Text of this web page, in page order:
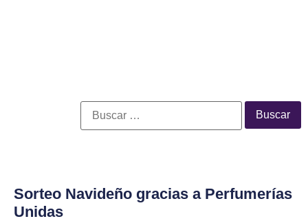
Sorteo Navideño gracias a Perfumerías
Unidas